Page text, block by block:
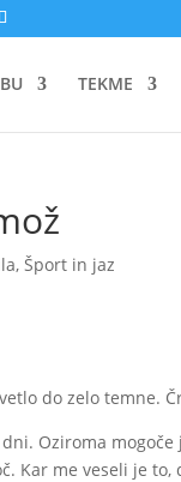
TEKME
,Šport in jaz
do zelo temne.
Oziroma
Kar me veseli je